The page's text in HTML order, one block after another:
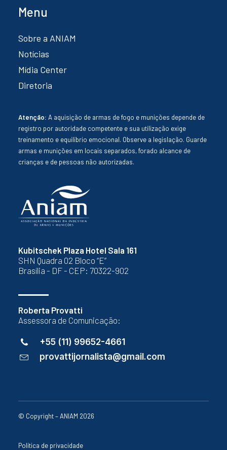
Kubitschek Plaza Hotel Sala 161
SHN Quadra 02 Bloco “E”
Brasília - DF - CEP: 70322-902
Roberta Provatti
Assessora de Comunicação:
+55 (11) 99652-4661
provattijornalista@gmail.com
Menu
Sobre a ANIAM
Notícias
Mídia Center
Diretoria
Atenção: A aquisição de armas de fogo e munições depende de
registro por autoridade competente e sua utilização exige
treinamento e equilíbrio emocional. Observe a legislação. Guarde
armas e munições em locais separados, forado alcance de
crianças e de pessoas não autorizadas.
© Copyright – ANIAM 2026
Política de privacidade